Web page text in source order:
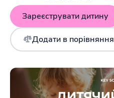
Зареєструвати дитину
Додати в порівняння